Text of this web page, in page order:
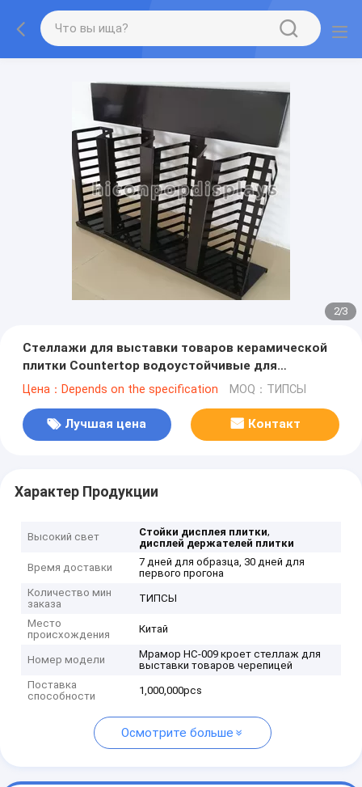
2/3
Стеллажи для выставки товаров керамической
плитки Countertop водоустойчивые для
выставочного зала
Цена：Depends on the specification MOQ：ТИПСЫ
Лучшая цена Контакт
Характер Продукции
Высокий свет Стойки дисплея плитки,
дисплей держателей плитки
Время доставки
7 дней для образца, 30 дней для
первого прогона
Количество мин
заказа
ТИПСЫ
Место
происхождения
Китай
Номер модели
Мрамор HC-009 кроет стеллаж для
выставки товаров черепицей
Поставка
способности
1,000,000pcs
Осмотрите больше